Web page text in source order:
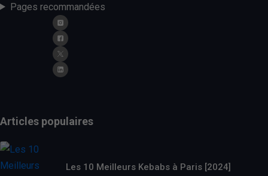
Pages recommandées
Articles populaires
Les 10 Meilleurs Kebabs à Paris [2024]